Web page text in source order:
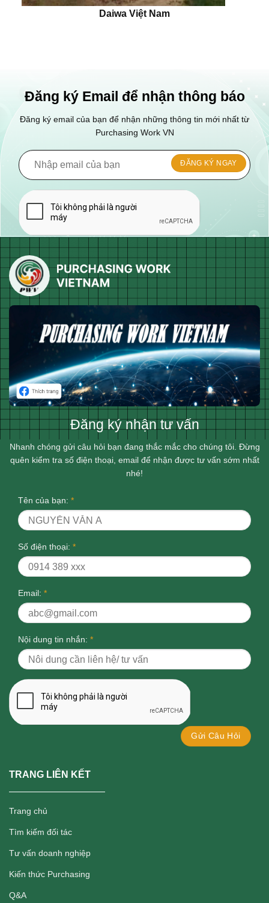
Daiwa Việt Nam
Đăng ký Email để nhận thông báo
Đăng ký email của bạn để nhận những thông tin mới nhất từ
Purchasing Work VN
Đăng ký nhận tư vấn
Nhanh chóng gửi câu hỏi bạn đang thắc mắc cho chúng tôi. Đừng
quên kiểm tra số điện thoại, email để nhận được tư vấn sớm nhất
nhé!
Tên của bạn: *
Số điện thoại: *
Email: *
Nội dung tin nhắn: *
TRANG LIÊN KẾT
Trang chủ
Tìm kiếm đối tác
Tư vấn doanh nghiệp
Kiến thức Purchasing
Q&A